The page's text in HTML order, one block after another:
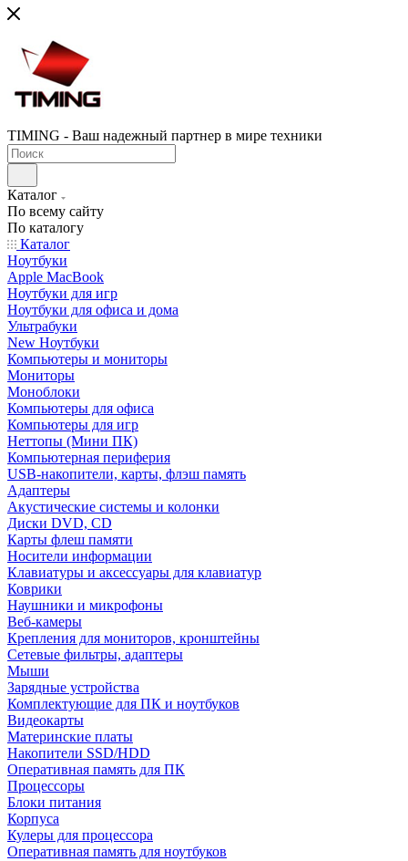
TIMING - Ваш надежный партнер в мире техники
Каталог
По всему сайту
По каталогу
Каталог
Ноутбуки
Apple MacBook
Ноутбуки для игр
Ноутбуки для офиса и дома
Ультрабуки
New Ноутбуки
Компьютеры и мониторы
Мониторы
Моноблоки
Компьютеры для офиса
Компьютеры для игр
Неттопы (Мини ПК)
Компьютерная периферия
USB-накопители, карты, флэш память
Адаптеры
Акустические системы и колонки
Диски DVD, CD
Карты флеш памяти
Носители информации
Клавиатуры и аксессуары для клавиатур
Коврики
Наушники и микрофоны
Веб-камеры
Крепления для мониторов, кронштейны
Сетевые фильтры, адаптеры
Мыши
Зарядные устройства
Комплектующие для ПК и ноутбуков
Видеокарты
Материнские платы
Накопители SSD/HDD
Оперативная память для ПК
Процессоры
Блоки питания
Корпуса
Кулеры для процессора
Оперативная память для ноутбуков